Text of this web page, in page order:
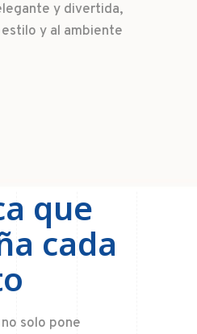
y divertida,
y al ambiente
que
cada
solo pone